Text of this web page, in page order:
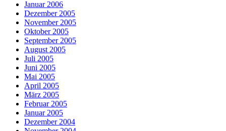
Januar 2006
Dezember 2005
November 2005
Oktober 2005
September 2005
August 2005
Juli 2005
Juni 2005
Mai 2005
April 2005
März 2005
Februar 2005
Januar 2005
Dezember 2004